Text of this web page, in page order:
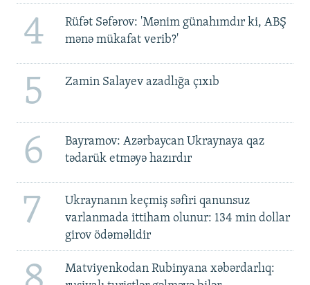
4
Rüfət Səfərov: 'Mənim günahımdır ki, ABŞ
mənə mükafat verib?'
5 Zamin Salayev azadlığa çıxıb
6
Bayramov: Azərbaycan Ukraynaya qaz
tədarük etməyə hazırdır
7
Ukraynanın keçmiş səfiri qanunsuz
varlanmada ittiham olunur: 134 min dollar
girov ödəməlidir
Matviyenkodan Rubinyana xəbərdarlıq: